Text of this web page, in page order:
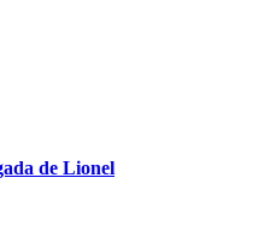
de Lionel